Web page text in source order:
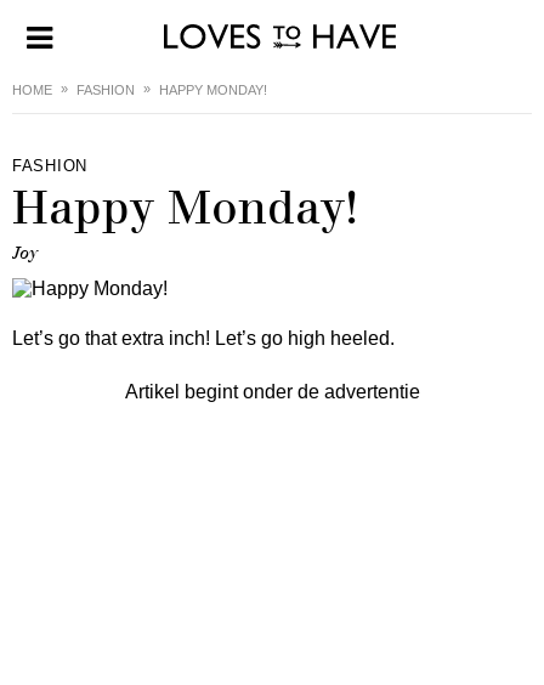
HOME FASHION HAPPY MONDAY!
FASHION
Happy Monday!
Joy
Let’s go that extra inch! Let’s go high heeled.
Artikel begint onder de advertentie